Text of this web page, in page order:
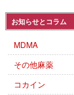
お知らせとコラム
MDMA
その他麻薬
コカイン